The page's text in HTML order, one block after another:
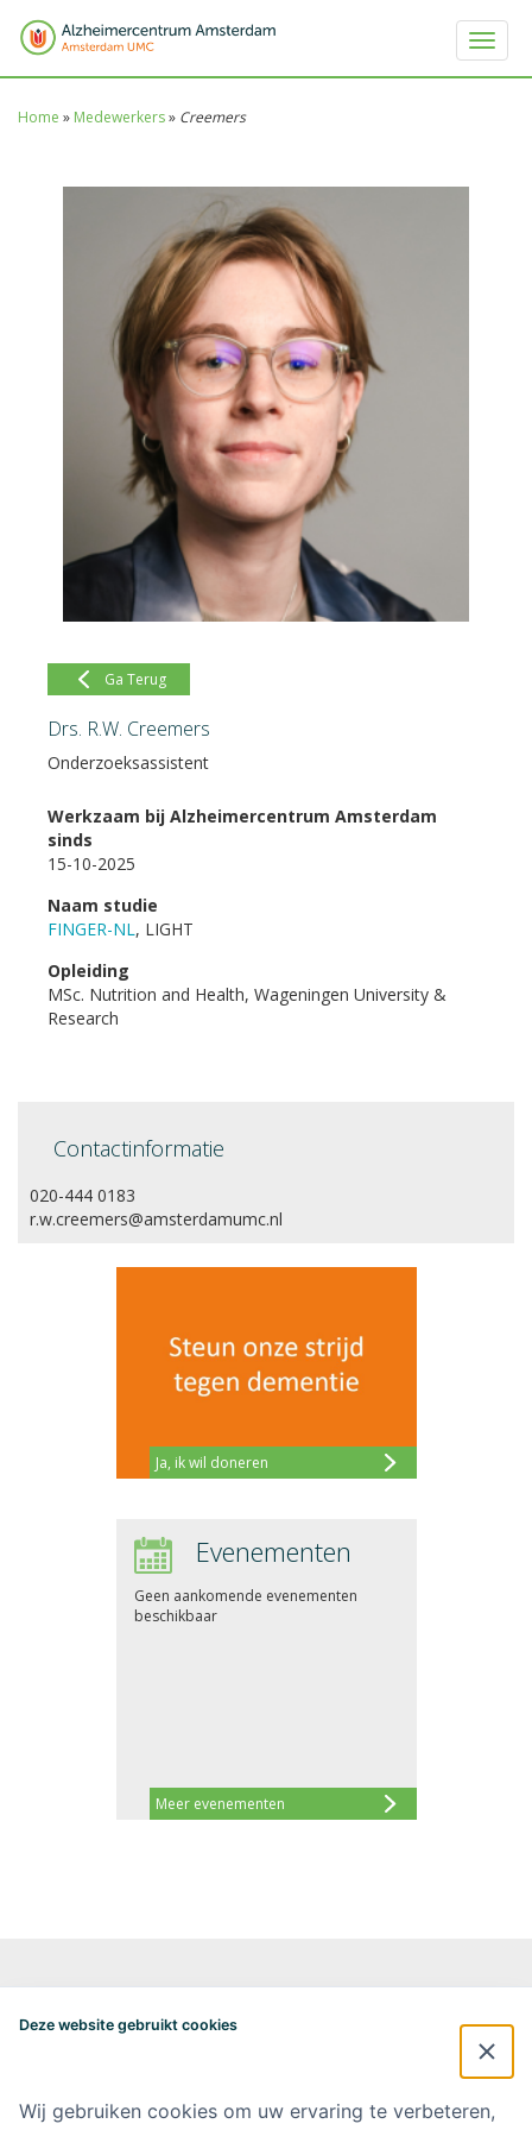
Toggle
Home » Medewerkers» Creemers
Ga Terug
Drs. R.W. Creemers
Onderzoeksassistent
Werkzaam bij Alzheimercentrum Amsterdam
sinds
15-10-2025
Naam studie
FINGER-NL, LIGHT
Opleiding
MSc. Nutrition and Health, Wageningen University &
Research
Contactinformatie
020-444 0183
r.w.creemers@amsterdamumc.nl
Ja, ik wil doneren
Evenementen
Meer evenementen
Geen aankomende evenementen
beschikbaar
Postbus 7057
alzheimercentrum@amsterdamumc.nl
Deze website gebruikt cookies
Wij gebruiken cookies om uw ervaring te verbeteren,